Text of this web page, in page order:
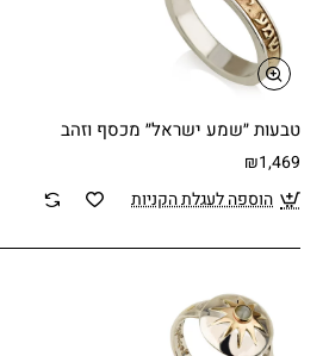
טבעות ״שמע ישראל״ מכסף וזהב
₪1,469
הוספה לעגלת הקניות